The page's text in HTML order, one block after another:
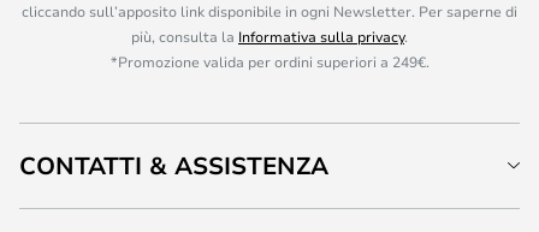
cliccando sull’apposito link disponibile in ogni Newsletter. Per saperne di
più, consulta la Informativa sulla privacy.
*Promozione valida per ordini superiori a 249€.
CONTATTI & ASSISTENZA